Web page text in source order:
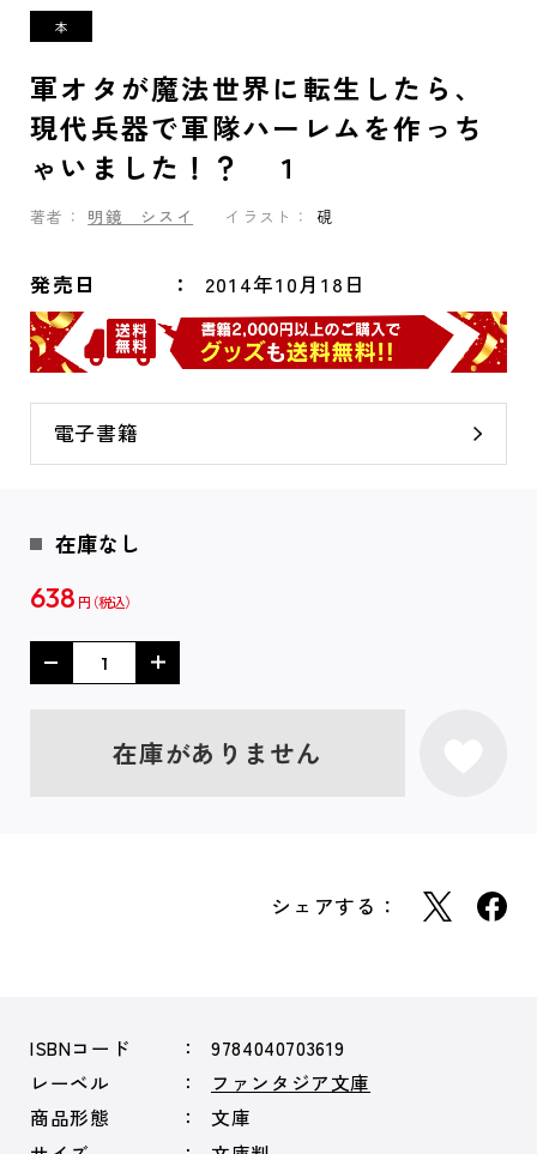
軍オタが魔法世界に転生したら、
現代兵器で軍隊ハーレムを作っち
ゃいました！？ １
著者： 明鏡 シスイ イラスト： 硯
発売日 2014年10月18日
電子書籍
在庫なし
638 円
在庫がありません
シェアする：
ISBNコード
9784040703619
レーベル
ファンタジア文庫
商品形態
文庫